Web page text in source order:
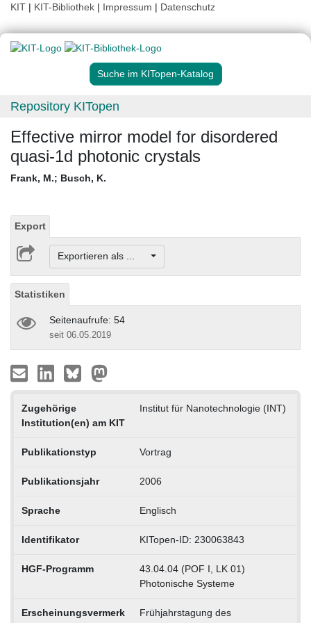
KIT | KIT-Bibliothek | Impressum | Datenschutz
Suche im KITopen-Katalog
Repository KITopen
Effective mirror model for disordered
quasi-1d photonic crystals
Frank, M.; Busch, K.
Export
Exportieren als ...
Statistiken
Seitenaufrufe: 54
seit 06.05.2019
Zugehörige
Institution(en) am KIT
Institut für Nanotechnologie (INT)
Publikationstyp Vortrag
Publikationsjahr 2006
Sprache Englisch
Identifikator KITopen-ID: 230063843
HGF-Programm
43.04.04 (POF I, LK 01)
Photonische Systeme
Erscheinungsvermerk
Frühjahrstagung des